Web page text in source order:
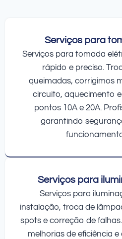
Serviços para
Serviços para tomada
rápido e preciso.
queimadas, corrigimos
circuito, aquecimento
pontos 10A e 20A.
garantindo
Serviços para
Serviços para
instalação, troca de
spots e correção de
melhorias de eficiência